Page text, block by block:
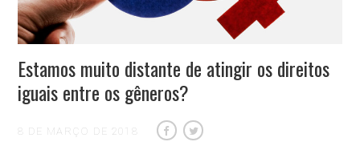
Estamos muito distante de atingir os direitos
iguais entre os gêneros?
8 DE MARÇO DE 2018